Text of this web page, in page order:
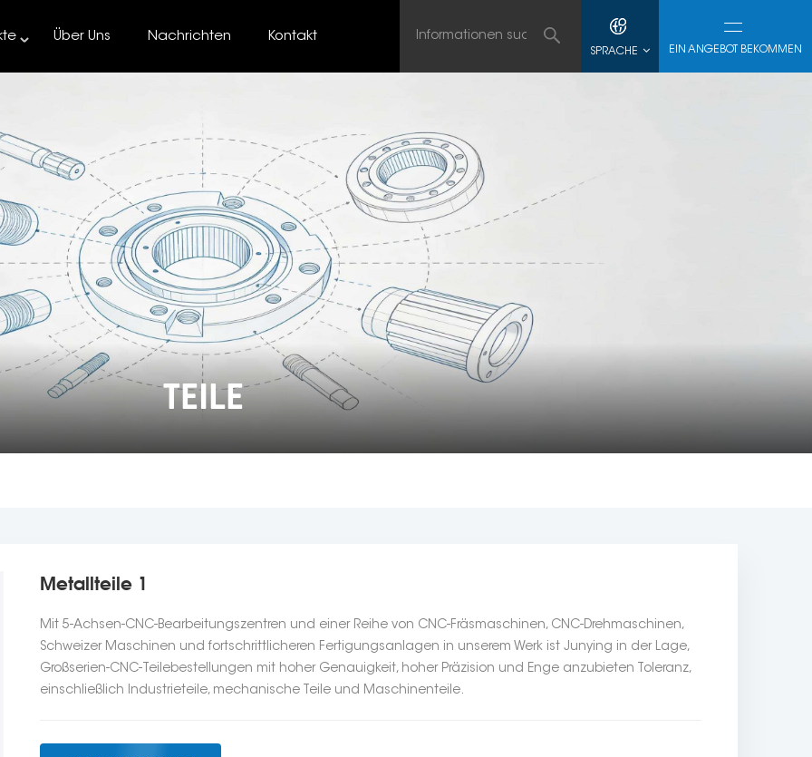
EIN ANGEBOT BEKOMMEN
SPRACHE
Über Uns Nachrichten Kontakt
TEILE
Metallteile 1
Mit 5-Achsen-CNC-Bearbeitungszentren und einer Reihe von CNC-Fräsmaschinen, CNC-Drehmaschinen,
Schweizer Maschinen und fortschrittlicheren Fertigungsanlagen in unserem Werk ist Junying in der Lage,
Großserien-CNC-Teilebestellungen mit hoher Genauigkeit, hoher Präzision und Enge anzubieten Toleranz,
einschließlich Industrieteile, mechanische Teile und Maschinenteile.